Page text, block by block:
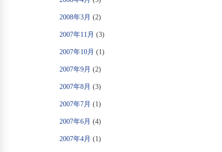
2008年3月 (2)
2007年11月 (3)
2007年10月 (1)
2007年9月 (2)
2007年8月 (3)
2007年7月 (1)
2007年6月 (4)
2007年4月 (1)